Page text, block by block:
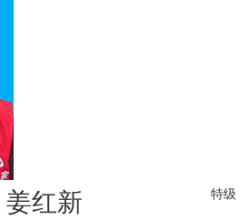
姜红新 特级